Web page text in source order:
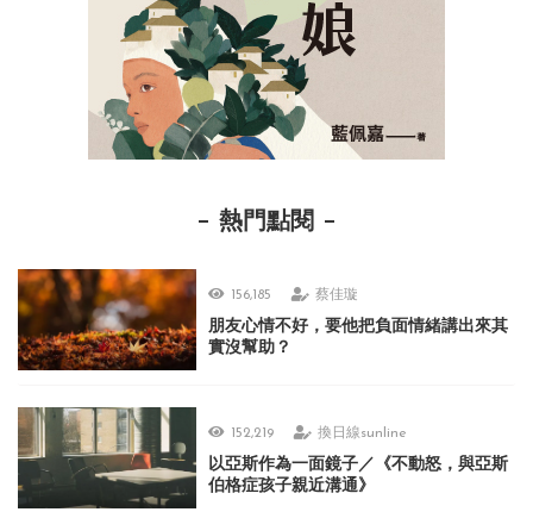
熱門點閱
156,185 蔡佳璇
朋友心情不好，要他把負面情緒講出來其
實沒幫助？
152,219 換日線sunline
以亞斯作為一面鏡子／《不動怒，與亞斯
伯格症孩子親近溝通》